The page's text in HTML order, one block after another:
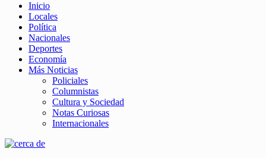
Inicio
Locales
Política
Nacionales
Deportes
Economía
Más Noticias
Policiales
Columnistas
Cultura y Sociedad
Notas Curiosas
Internacionales